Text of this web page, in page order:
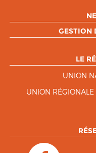
GESTION
LE
UNION
UNION